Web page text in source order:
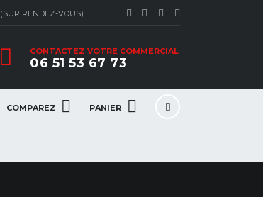
RENDEZ-VOUS)
CONTACTEZ VOTRE COMMERCIAL
06 51 53 67 73
COMPAREZ PANIER